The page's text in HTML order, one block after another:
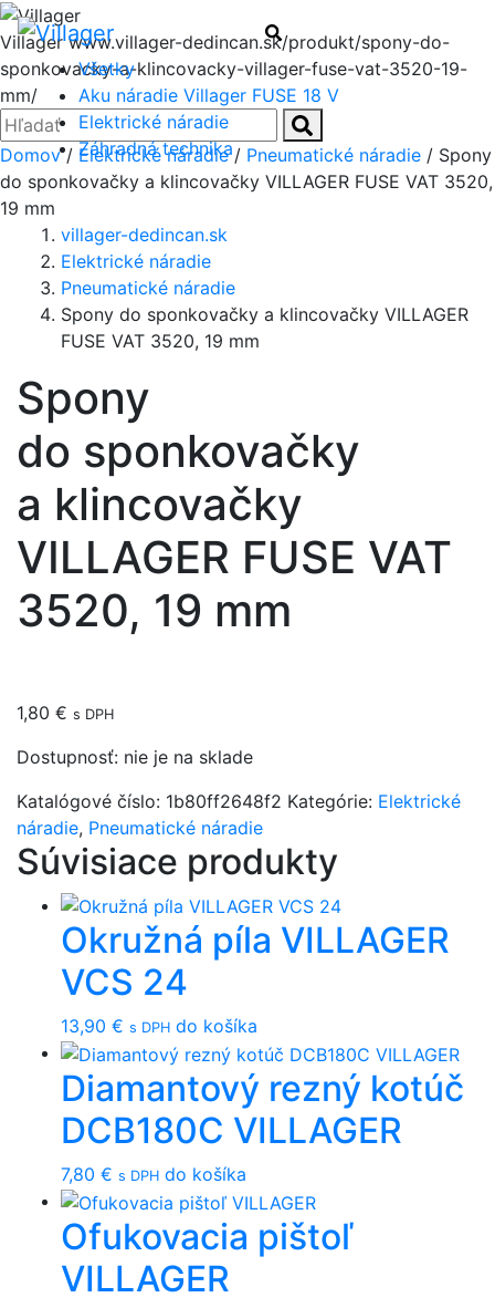
Villagerwww.villager-dedincan.sk/produkt/spony-do-
sponkovacky-a-klincovacky-villager-fuse-vat-3520-19-
mm/
Zatvoriť
Hľadať: Hľadať
Hľadať
Všetky
Aku náradie Villager FUSE 18 V
Elektrické náradie
Záhradná technika
Domov/ Elektrické náradie/ Pneumatické náradie / Spony
do sponkovačky a klincovačky VILLAGER FUSE VAT 3520,
19 mm
villager-dedincan.sk
Elektrické náradie
Pneumatické náradie
Spony do sponkovačky a klincovačky VILLAGER
FUSE VAT 3520, 19 mm
Spony
do sponkovačky
a klincovačky
VILLAGER FUSE VAT
3520, 19 mm
1,80 € s DPH
Dostupnosť: nie je na sklade
Katalógové číslo: 1b80ff2648f2 Kategórie: Elektrické
náradie, Pneumatické náradie
Súvisiace produkty
Okružná píla VILLAGER
VCS 24
13,90 € s DPH do košíka
Diamantový rezný kotúč
DCB180C VILLAGER
7,80 € s DPH do košíka
Ofukovacia pištoľ
VILLAGER